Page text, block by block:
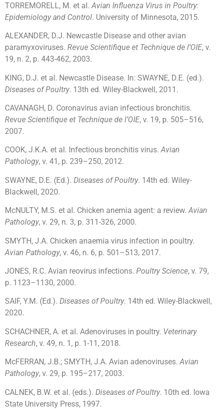
TORREMORELL, M. et al.Avian Influenza Virus in Poultry:
Epidemiology and Control. University of Minnesota, 2015.
ALEXANDER, D.J. Newcastle Disease and other avian
paramyxoviruses. Revue Scientifique et Technique de l’OIE, v.
19, n. 2, p. 443-462, 2003.
KING, D.J. et al. Newcastle Disease. In: SWAYNE, D.E. (ed.).
Diseases of Poultry. 13th ed. Wiley-Blackwell, 2011.
CAVANAGH, D. Coronavirus avian infectious bronchitis.
Revue Scientifique et Technique de l’OIE, v. 19, p. 505–516,
2007.
COOK, J.K.A. et al. Infectious bronchitis virus.Avian
Pathology, v. 41, p. 239–250, 2012.
SWAYNE, D.E. (Ed.). Diseases of Poultry. 14th ed. Wiley-
Blackwell, 2020.
McNULTY, M.S. et al. Chicken anemia agent: a review.Avian
Pathology, v. 29, n. 3, p. 311-326, 2000.
SMYTH, J.A. Chicken anaemia virus infection in poultry.
Avian Pathology, v. 46, n. 6, p. 501–513, 2017.
JONES, R.C. Avian reovirus infections. Poultry Science, v. 79,
p. 1123–1130, 2000.
SAIF, Y.M. (Ed.). Diseases of Poultry. 14th ed. Wiley-Blackwell,
2020.
SCHACHNER, A. et al. Adenoviruses in poultry. Veterinary
Research, v. 49, n. 1, p. 1-11, 2018.
McFERRAN, J.B.; SMYTH, J.A. Avian adenoviruses.Avian
Pathology, v. 29, p. 195–217, 2003.
CALNEK, B.W. et al. (eds.). Diseases of Poultry. 10th ed. Iowa
State University Press, 1997.